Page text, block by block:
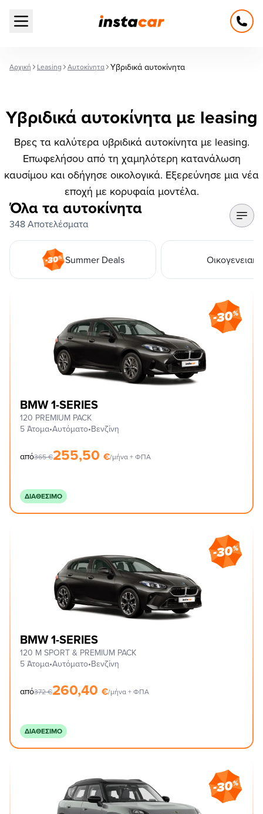
Open main menu
Αρχική Leasing Αυτοκίνητα Υβριδικά αυτοκίνητα
Υβριδικά αυτοκίνητα με leasing
Βρες τα καλύτερα υβριδικά αυτοκίνητα με leasing.
Επωφελήσου από τη χαμηλότερη κατανάλωση
καυσίμου και οδήγησε οικολογικά. Εξερεύνησε μια νέα
εποχή με κορυφαία μοντέλα.
Όλα τα αυτοκίνητα
348 Αποτελέσματα
Summer Deals Οικογενειακά
BMW 1-SERIES
120 PREMIUM PACK
5 Άτομα•Αυτόματο•Βενζίνη
από365€255,50 €/μήνα + ΦΠΑ
ΔΙΑΘΈΣΙΜΟ
BMW 1-SERIES
120 M SPORT & PREMIUM PACK
5 Άτομα•Αυτόματο•Βενζίνη
από372€260,40 €/μήνα + ΦΠΑ
ΔΙΑΘΈΣΙΜΟ